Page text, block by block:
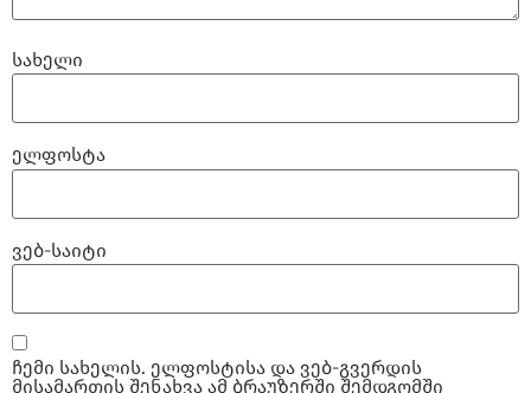
სახელი
ელფოსტა
ვებ-საიტი
ჩემი სახელის. ელფოსტისა და ვებ-გვერდის
მისამართის შენახვა ამ ბრაუზერში შემდგომში